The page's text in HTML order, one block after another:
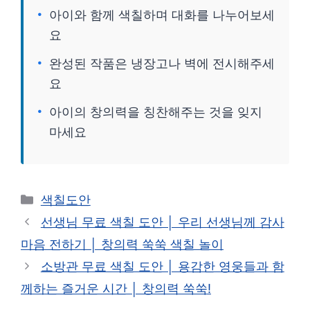
아이와 함께 색칠하며 대화를 나누어보세
요
완성된 작품은 냉장고나 벽에 전시해주세
요
아이의 창의력을 칭찬해주는 것을 잊지
마세요
카
테
리
색칠도안
선생님 무료 색칠 도안 │ 우리 선생님께 감사
마음 전하기 │ 창의력 쑥쑥 색칠 놀이
소방관 무료 색칠 도안 │ 용감한 영웅들과 함
께하는 즐거운 시간 │ 창의력 쑥쑥!